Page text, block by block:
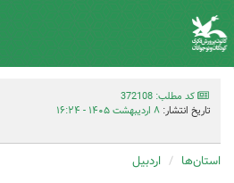
کد مطلب: 372108
تاریخ انتشار: ۸ اردیبهشت ۱۴۰۵ - ۱۶:۲۴
استان‌ها اردبیل